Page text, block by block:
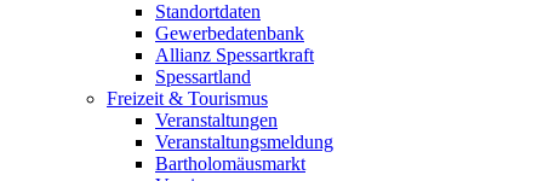
Standortdaten
Gewerbedatenbank
Allianz Spessartkraft
Spessartland
Freizeit & Tourismus
Veranstaltungen
Veranstaltungsmeldung
Bartholomäusmarkt